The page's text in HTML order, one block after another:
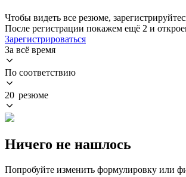
Чтобы видеть все резюме,
После регистрации покажем ещё 2 и
Зарегистрироваться
За всё время
По соответствию
20 резюме
Ничего не нашлось
Попробуйте изменить формулировку или